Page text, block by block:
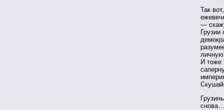
Так
—
И тоже
снова…